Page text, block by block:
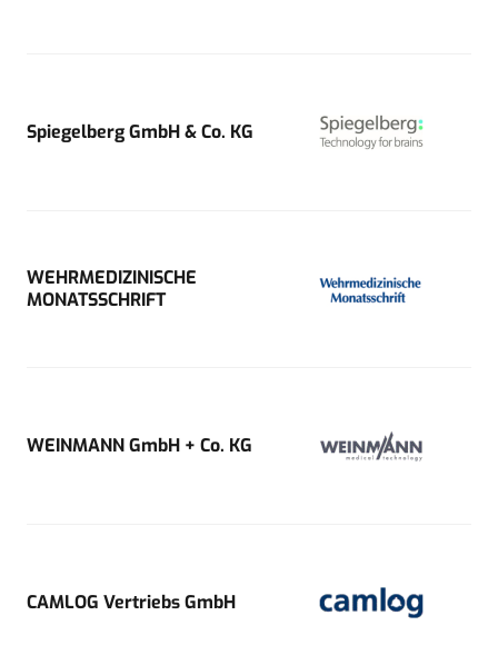
Spiegelberg GmbH & Co. KG
WEHRMEDIZINISCHE
MONATSSCHRIFT
WEINMANN GmbH + Co. KG
CAMLOG Vertriebs GmbH